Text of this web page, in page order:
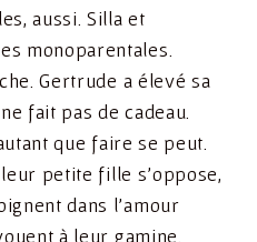
aussi. Silla et
monoparentales.
Gertrude a élevé sa
fait pas de cadeau.
que faire se peut.
petite fille s’oppose,
dans l’amour
à leur gamine.